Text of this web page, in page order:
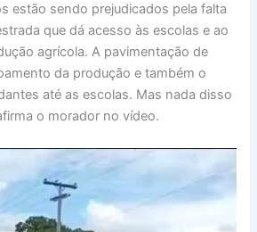
estão sendo prejudicados pela falta
que dá acesso às escolas e ao
agrícola. A pavimentação de
da produção e também o
até as escolas. Mas nada disso
o morador no vídeo.